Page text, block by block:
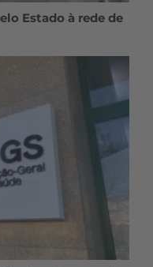
Estado à rede de